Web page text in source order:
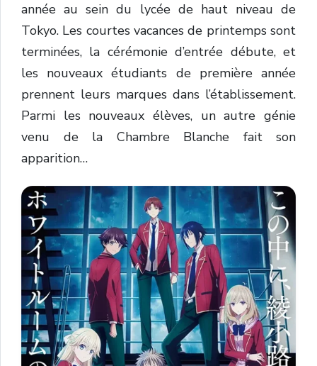
année au sein du lycée de haut niveau de
Tokyo. Les courtes vacances de printemps sont
terminées, la cérémonie d’entrée débute, et
les nouveaux étudiants de première année
prennent leurs marques dans l’établissement.
Parmi les nouveaux élèves, un autre génie
venu de la Chambre Blanche fait son
apparition…